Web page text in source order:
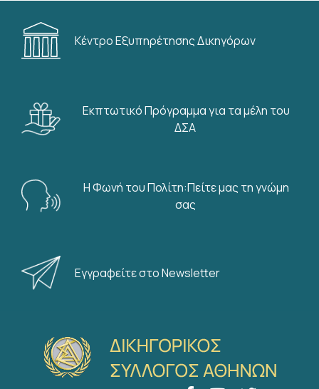
Κέντρο Εξυπηρέτησης Δικηγόρων
Εκπτωτικό Πρόγραμμα για τα μέλη του
ΔΣΑ
Η Φωνή του Πολίτη:Πείτε μας τη γνώμη
σας
Εγγραφείτε στο Newsletter